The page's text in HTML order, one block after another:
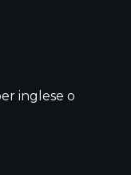
inglese o